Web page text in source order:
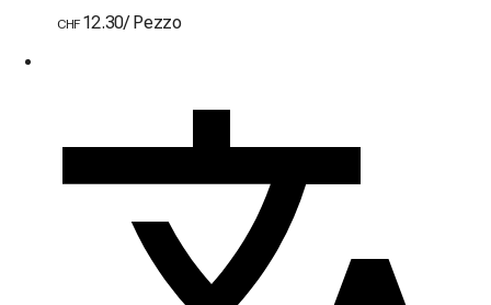
CHF 12.30/ Pezzo